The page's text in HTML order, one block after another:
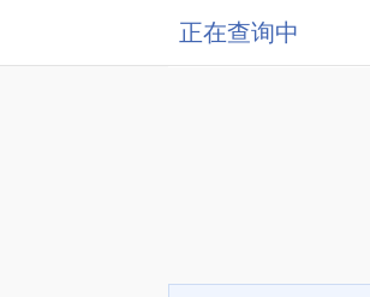
正在查询中